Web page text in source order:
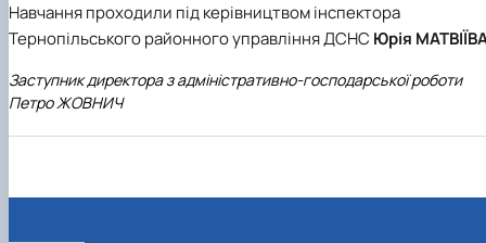
Навчання проходили під керівництвом інспектора
Тернопільського районного управління ДСНС Юрія
Заступник директора з адміністративно-господарської роботи
Петро ЖОВНИЧ